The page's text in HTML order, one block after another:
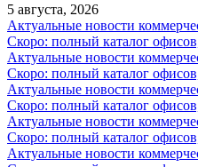
5 августа, 2026
Актуальные новости
Скоро: полный каталог
Актуальные новости
Скоро: полный каталог
Актуальные новости
Скоро: полный каталог
Актуальные новости
Скоро: полный каталог
Актуальные новости